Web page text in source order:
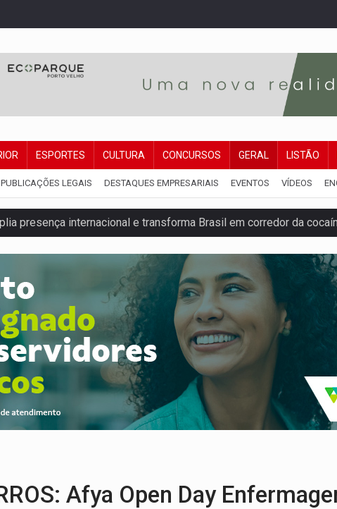
ESPORTES CULTURA CONCURSOS GERAL LISTÃO
PUBLICAÇÕES LEGAIS DESTAQUES EMPRESARIAIS EVENTOS VÍDEOS
presença internacional e transforma Brasil em corredor da
Museólogo Antônio Ocampo conduz a história de uma
Ferroviários pedem ao Iphan recuperação de área atingida por
Veja essa receita de carne assada para o almoço e o jantar
Greve dos professores em PVH é considerada ilegal pela
LOGAN:Terror mistura mistério e filmagens quase reais – Por
candidatos ao Governo e apresenta diagnóstico sobre RO
são maioria e representam 52% do eleitorado de Rondônia em
com pistola 9mm durante abordagem da Força Tática na zona
Afya Open Day